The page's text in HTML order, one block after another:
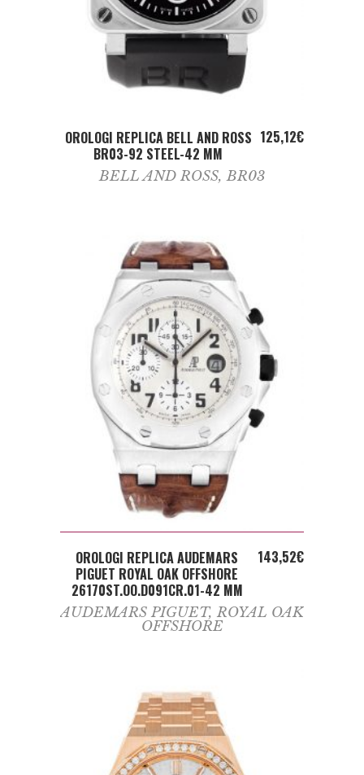
ADD TO CART
OROLOGI REPLICA BELL AND ROSS
BR03-92 STEEL-42 MM
125,12€
BELL AND ROSS,BR03
ADD TO CART
OROLOGI REPLICA AUDEMARS
PIGUET ROYAL OAK OFFSHORE
26170ST.OO.D091CR.01-42 MM
143,52€
AUDEMARS PIGUET, ROYAL OAK
OFFSHORE